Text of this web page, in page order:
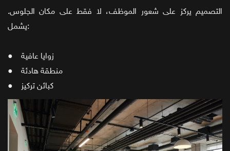
التصميم يركز على شعور الموظف، لا فقط على مكان الجلوس.
يشمل:
● زوايا عافية
● منطقة هادئة
● كبائن تركيز